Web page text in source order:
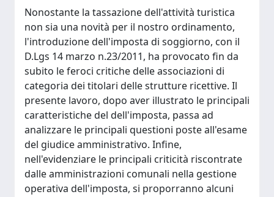
Nonostante la tassazione dell'attività turistica
non sia una novità per il nostro ordinamento,
l'introduzione dell'imposta di soggiorno, con il
D.Lgs 14 marzo n.23/2011, ha provocato fin da
subito le feroci critiche delle associazioni di
categoria dei titolari delle strutture ricettive. Il
presente lavoro, dopo aver illustrato le principali
caratteristiche del dell'imposta, passa ad
analizzare le principali questioni poste all'esame
del giudice amministrativo. Infine,
nell'evidenziare le principali criticità riscontrate
dalle amministrazioni comunali nella gestione
operativa dell'imposta, si proporranno alcuni